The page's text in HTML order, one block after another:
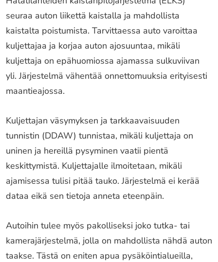
seuraa auton liikettä kaistalla ja mahdollista
kaistalta poistumista. Tarvittaessa auto varoittaa
kuljettajaa ja korjaa auton ajosuuntaa, mikäli
kuljettaja on epähuomiossa ajamassa sulkuviivan
yli. Järjestelmä vähentää onnettomuuksia erityisesti
maantieajossa.
Kuljettajan väsymyksen ja tarkkaavaisuuden
tunnistin (DDAW) tunnistaa, mikäli kuljettaja on
uninen ja hereillä pysyminen vaatii pientä
keskittymistä. Kuljettajalle ilmoitetaan, mikäli
ajamisessa tulisi pitää tauko. Järjestelmä ei kerää
dataa eikä sen tietoja anneta eteenpäin.
Autoihin tulee myös pakolliseksi joko tutka- tai
kamerajärjestelmä, jolla on mahdollista nähdä auton
taakse. Tästä on eniten apua pysäköintialueilla,